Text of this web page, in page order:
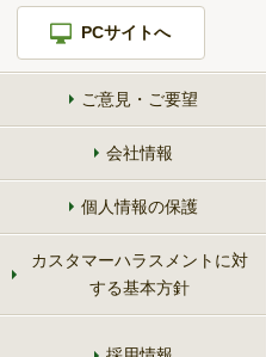
PCサイトへ
ご意見・ご要望
会社情報
個人情報の保護
カスタマーハラスメントに対
する基本方針